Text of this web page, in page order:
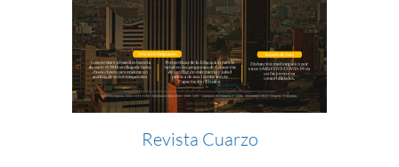
Revista Cuarzo